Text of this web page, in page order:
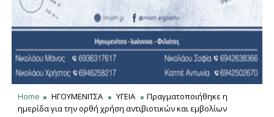
Home ΗΓΟΥΜΕΝΙΤΣΑ ΥΓΕΙΑ
Πραγματοποιήθηκε η
ημερίδα για την ορθή χρήση αντιβιοτικών και εμβολίων